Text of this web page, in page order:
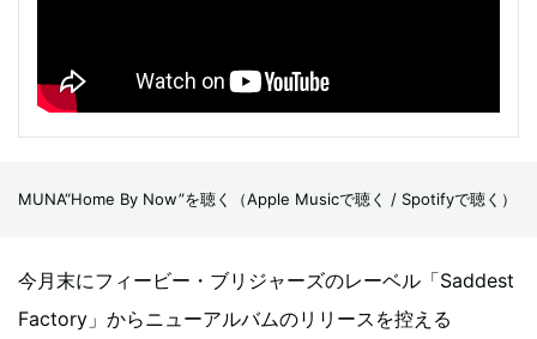
MUNA“Home By Now”を聴く（Apple Musicで聴く / Spotifyで聴く ）
今月末にフィービー・ブリジャーズのレーベル「Saddest
Factory」からニューアルバムのリリースを控える